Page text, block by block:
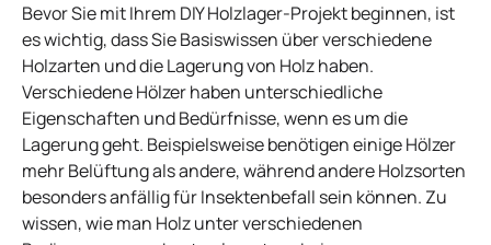
Bevor Sie mit Ihrem DIY Holzlager-Projekt beginnen, ist
es wichtig, dass Sie Basiswissen über verschiedene
Holzarten und die Lagerung von Holz haben.
Verschiedene Hölzer haben unterschiedliche
Eigenschaften und Bedürfnisse, wenn es um die
Lagerung geht. Beispielsweise benötigen einige Hölzer
mehr Belüftung als andere, während andere Holzsorten
besonders anfällig für Insektenbefall sein können. Zu
wissen, wie man Holz unter verschiedenen